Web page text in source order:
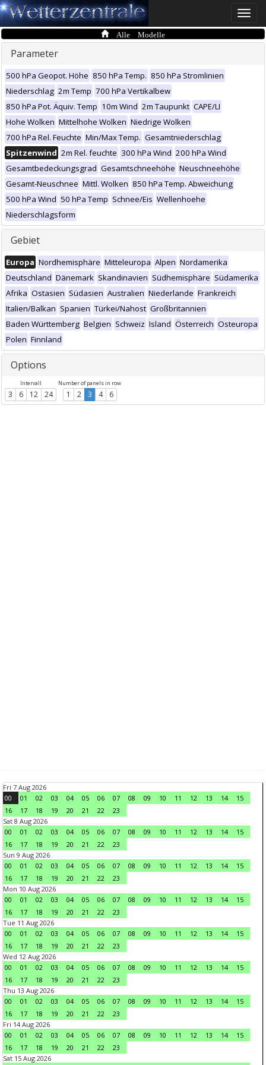
Toggle
Alle Modelle
Parameter
500 hPa Geopot. Höhe 850 hPa Temp. 850 hPa Stromlinien
Niederschlag 2m Temp 700 hPa Vertikalbew
850 hPa Pot. Äquiv. Temp 10m Wind 2m Taupunkt CAPE/LI
Hohe Wolken Mittelhohe Wolken Niedrige Wolken
700 hPa Rel. Feuchte Min/Max Temp. Gesamtniederschlag
Spitzenwind 2m Rel. feuchte 300 hPa Wind 200 hPa Wind
Gesamtbedeckungsgrad Gesamtschneehöhe Neuschneehöhe
Gesamt-Neuschnee Mittl. Wolken 850 hPa Temp. Abweichung
500 hPa Wind 50 hPa Temp Schnee/Eis Wellenhoehe
Niederschlagsform
Gebiet
Europa Nordhemisphäre Mitteleuropa Alpen Nordamerika
Deutschland Dänemark Skandinavien Südhemisphäre Südamerika
Afrika Ostasien Südasien Australien Niederlande Frankreich
Italien/Balkan Spanien Türkei/Nahost Großbritannien
Baden Württemberg Belgien Schweiz Island Österreich Osteuropa
Polen Finnland
Options
Intervall
3 6 12 24
Number of panels in row
1 2 3 4 6
Fri 7 Aug 2026
00
01 02 03 04 05 06 07 08 09 10 11 12 13 14
15
16
17 18 19 20 21 22
23
Sat 8 Aug 2026
00
01 02 03 04 05 06 07 08 09 10 11 12 13 14
15
16
17 18 19 20 21 22
23
Sun 9 Aug 2026
00
01 02 03 04 05 06 07 08 09 10 11 12 13 14
15
16
17 18 19 20 21 22
23
Mon 10 Aug 2026
00
01 02 03 04 05 06 07 08 09 10 11 12 13 14
15
16
17 18 19 20 21 22
23
Tue 11 Aug 2026
00
01 02 03 04 05 06 07 08 09 10 11 12 13 14
15
16
17 18 19 20 21 22
23
Wed 12 Aug 2026
00
01 02 03 04 05 06 07 08 09 10 11 12 13 14
15
16
17 18 19 20 21 22
23
Thu 13 Aug 2026
00
01 02 03 04 05 06 07 08 09 10 11 12 13 14
15
16
17 18 19 20 21 22
23
Fri 14 Aug 2026
00
01 02 03 04 05 06 07 08 09 10 11 12 13 14
15
16
17 18 19 20 21 22
23
Sat 15 Aug 2026